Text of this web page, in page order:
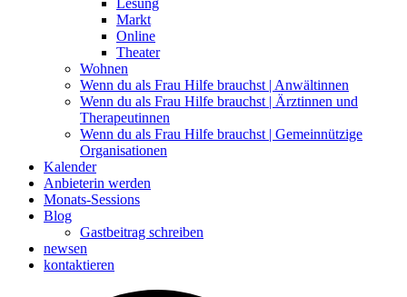
Markt
Online
Theater
Wohnen
Wenn du als Frau Hilfe brauchst | Anwältinnen
Wenn du als Frau Hilfe brauchst | Ärztinnen und
Therapeutinnen
Wenn du als Frau Hilfe brauchst | Gemeinnützige
Organisationen
Kalender
Anbieterin werden
Monats-Sessions
Blog
Gastbeitrag schreiben
newsen
kontaktieren